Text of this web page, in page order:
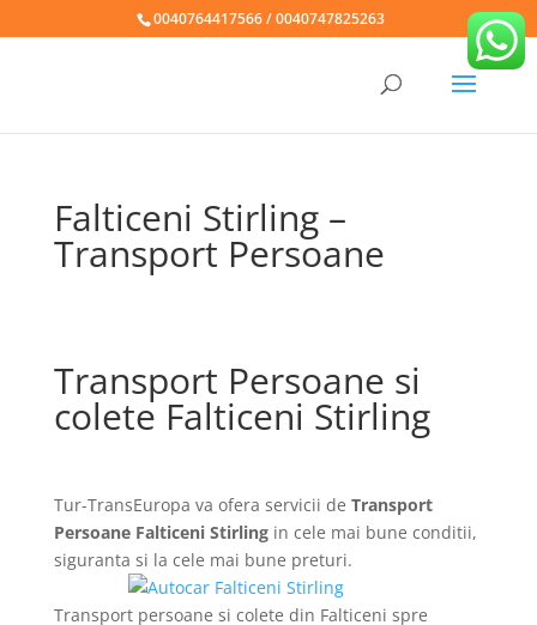
0040764417566 / 0040747825263
Falticeni Stirling –
Transport Persoane
Transport Persoane si
colete Falticeni Stirling
Tur-TransEuropa va ofera servicii de Transport
Persoane Falticeni Stirlingin cele mai bune conditii,
siguranta si la cele mai bune preturi.
Transport persoane si colete din Falticeni spre